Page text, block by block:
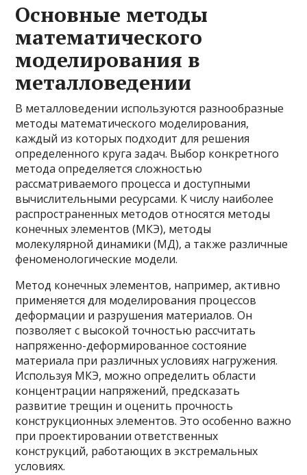
Основные методы
математического
моделирования в
металловедении
В металловедении используются разнообразные
методы математического моделирования,
каждый из которых подходит для решения
определенного круга задач. Выбор конкретного
метода определяется сложностью
рассматриваемого процесса и доступными
вычислительными ресурсами. К числу наиболее
распространенных методов относятся методы
конечных элементов (МКЭ), методы
молекулярной динамики (МД), а также различные
феноменологические модели.
Метод конечных элементов, например, активно
применяется для моделирования процессов
деформации и разрушения материалов. Он
позволяет с высокой точностью рассчитать
напряженно-деформированное состояние
материала при различных условиях нагружения.
Используя МКЭ, можно определить области
концентрации напряжений, предсказать
развитие трещин и оценить прочность
конструкционных элементов. Это особенно важно
при проектировании ответственных
конструкций, работающих в экстремальных
условиях.